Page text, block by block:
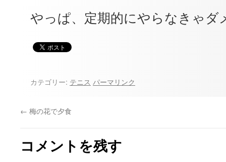
やっぱ、定期的にやらなきゃダ
カテゴリー: テニス パーマリンク
← 梅の花で夕食
コメントを残す